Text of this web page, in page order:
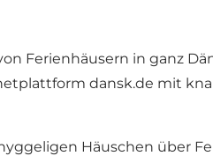
Ferienhäusern in ganz
dansk.de mit
Häuschen über